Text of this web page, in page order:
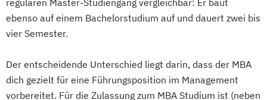
regulären Master-Studiengang vergleichbar: Er baut
ebenso auf einem Bachelorstudium auf und dauert zwei bis
vier Semester.
Der entscheidende Unterschied liegt darin, dass der MBA
dich gezielt für eine Führungsposition im Management
vorbereitet. Für die Zulassung zum MBA Studium ist (neben